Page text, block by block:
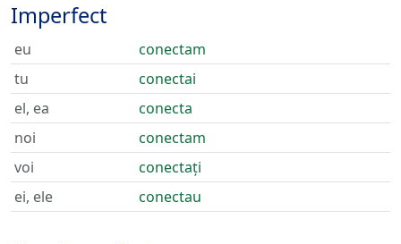
Imperfect
eu
conectam
tu
conectai
el, ea
conecta
noi
conectam
voi
conectați
ei, ele
conectau